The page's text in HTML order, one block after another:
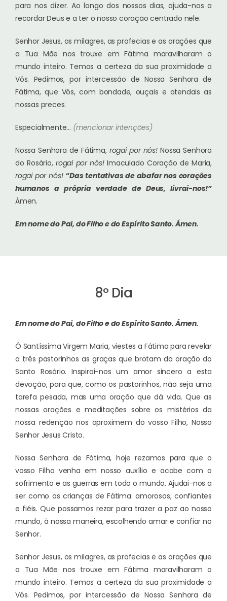
para nos dizer. Ao longo dos nossos dias, ajuda-nos a
recordar Deus e a ter o nosso coração centrado nele.
Senhor Jesus, os milagres, as profecias e as orações que
a Tua Mãe nos trouxe em Fátima maravilharam o
mundo inteiro. Temos a certeza da sua proximidade a
Vós. Pedimos, por intercessão de Nossa Senhora de
Fátima, que Vós, com bondade, ouçais e atendais as
nossas preces.
Especialmente… (mencionar intenções)
Nossa Senhora de Fátima, rogai por nós!Nossa Senhora
do Rosário,rogai por nós!Imaculado Coração de Maria,
rogai por nós! “Das tentativas de abafar nos corações
humanos a própria verdade de Deus, livrai-nos!”
Ámen.
Em nome do Pai, do Filho e do Espírito Santo.Ámen.
8º Dia
Em nome do Pai, do Filho e do Espírito Santo.Ámen.
Ó Santíssima Virgem Maria, viestes a Fátima para revelar
a três pastorinhos as graças que brotam da oração do
Santo Rosário. Inspirai-nos um amor sincero a esta
devoção, para que, como os pastorinhos, não seja uma
tarefa pesada, mas uma oração que dá vida. Que as
nossas orações e meditações sobre os mistérios da
nossa redenção nos aproximem do vosso Filho, Nosso
Senhor Jesus Cristo.
Nossa Senhora de Fátima, hoje rezamos para que o
vosso Filho venha em nosso auxílio e acabe com o
sofrimento e as guerras em todo o mundo. Ajudai-nos a
ser como as crianças de Fátima: amorosos, confiantes
e fiéis. Que possamos rezar para trazer a paz ao nosso
mundo, à nossa maneira, escolhendo amar e confiar no
Senhor.
Senhor Jesus, os milagres, as profecias e as orações que
a Tua Mãe nos trouxe em Fátima maravilharam o
mundo inteiro. Temos a certeza da sua proximidade a
Vós. Pedimos, por intercessão de Nossa Senhora de